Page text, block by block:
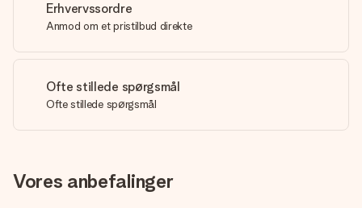
Erhvervssordre
Anmod om et pristilbud direkte
Ofte stillede spørgsmål
Ofte stillede spørgsmål
Vores anbefalinger